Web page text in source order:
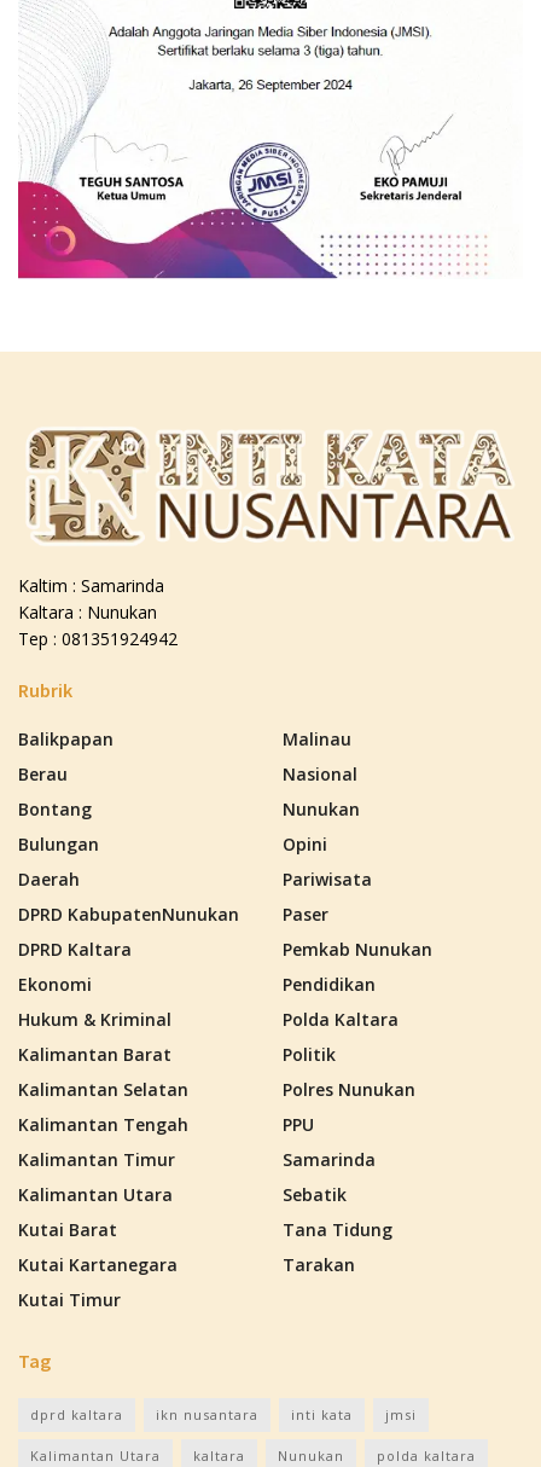
Kaltim : Samarinda
Kaltara : Nunukan
Tep : 081351924942
Rubrik
Balikpapan
Berau
Bontang
Bulungan
Daerah
DPRD KabupatenNunukan
DPRD Kaltara
Ekonomi
Hukum & Kriminal
Kalimantan Barat
Kalimantan Selatan
Kalimantan Tengah
Kalimantan Timur
Kalimantan Utara
Kutai Barat
Kutai Kartanegara
Kutai Timur
Malinau
Nasional
Nunukan
Opini
Pariwisata
Paser
Pemkab Nunukan
Pendidikan
Polda Kaltara
Politik
Polres Nunukan
PPU
Samarinda
Sebatik
Tana Tidung
Tarakan
Tag
dprd kaltara ikn nusantara inti kata jmsi
Kalimantan Utara kaltara Nunukan polda kaltara